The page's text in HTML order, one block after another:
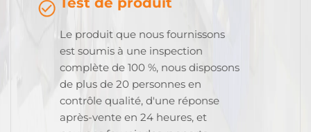
Le produit que nous fournissons
est soumis à une inspection
complète de 100 %, nous disposons
de plus de 20 personnes en
contrôle qualité, d'une réponse
après-vente en 24 heures, et